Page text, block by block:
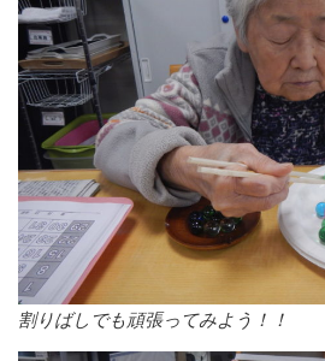
割りばしでも頑張ってみよう！！